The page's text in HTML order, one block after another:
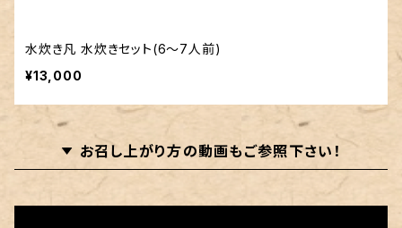
水炊き凡 水炊きセット(6〜7人前)
¥13,000
お召し上がり方の動画もご参照下さい！